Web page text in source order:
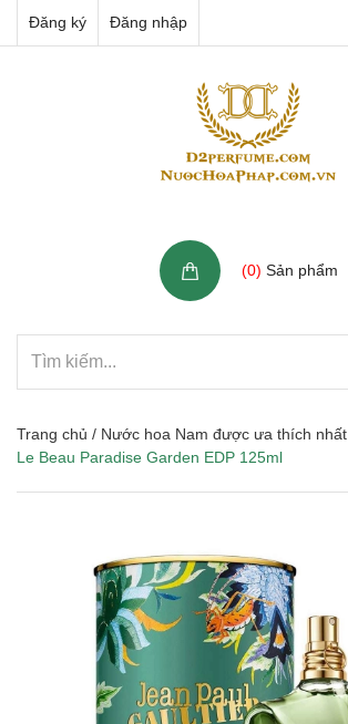
Đăng ký Đăng nhập
(0) Sản phẩm
Trang chủ / Nước hoa Nam được ưa thích nhất
Le Beau Paradise Garden EDP 125ml